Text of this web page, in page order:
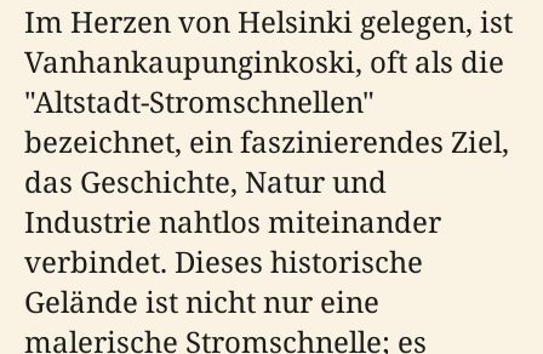
Im Herzen von Helsinki gelegen, ist
Vanhankaupunginkoski, oft als die
"Altstadt-Stromschnellen"
bezeichnet, ein faszinierendes Ziel,
das Geschichte, Natur und
Industrie nahtlos miteinander
verbindet. Dieses historische
Gelände ist nicht nur eine
malerische Stromschnelle; es